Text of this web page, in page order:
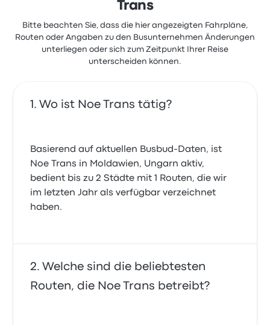
Trans
Bitte beachten Sie, dass die hier angezeigten Fahrpläne,
Routen oder Angaben zu den Busunternehmen Änderungen
unterliegen oder sich zum Zeitpunkt Ihrer Reise
unterscheiden können.
Wo ist Noe Trans tätig?
Basierend auf aktuellen Busbud-Daten, ist
Noe Trans in Moldawien, Ungarn aktiv,
bedient bis zu 2 Städte mit 1 Routen, die wir
im letzten Jahr als verfügbar verzeichnet
haben.
Welche sind die beliebtesten
Routen, die Noe Trans betreibt?